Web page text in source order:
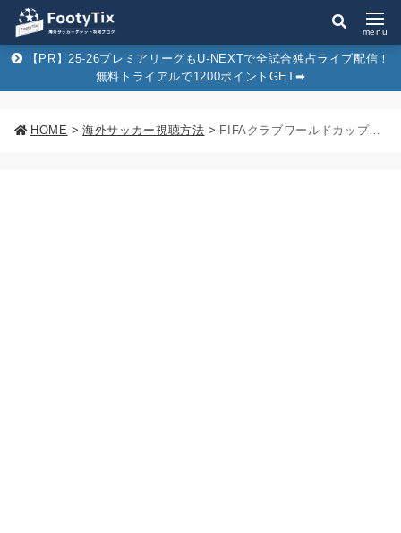
menu
【PR】25-26プレミアリーグもU-NEXTで全試合独占ライブ配信！
無料トライアルで1200ポイントGET➡︎
HOME > 海外サッカー視聴方法 > FIFAクラブワールドカップ2023のテレビ放送・配信予定は？『FIFA+』で全試合無料ライブ配信！